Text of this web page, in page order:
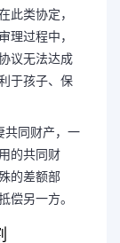
此类协定，
理过程中，
议无法达成
于孩子、保
共同财产，一
的共同财
的差额部
偿另一方。